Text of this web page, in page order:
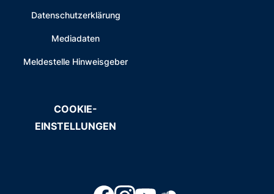
Datenschutzerklärung
Mediadaten
Meldestelle Hinweisgeber
COOKIE-
EINSTELLUNGEN